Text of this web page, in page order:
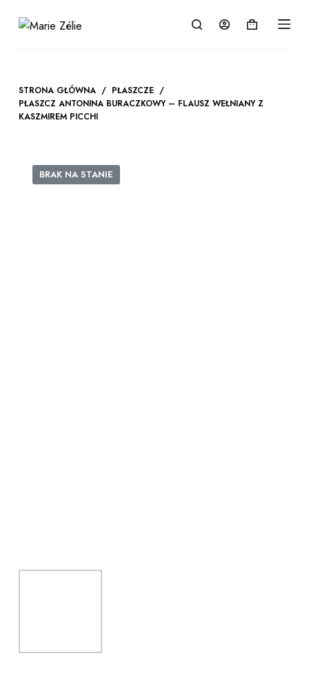
P
d
Koszyk
STRONA GŁÓWNA / PŁASZCZE /
PŁASZCZ ANTONINA BURACZKOWY – FLAUSZ WEŁNIANY Z
KASZMIREM PICCHI
BRAK NA STANIE